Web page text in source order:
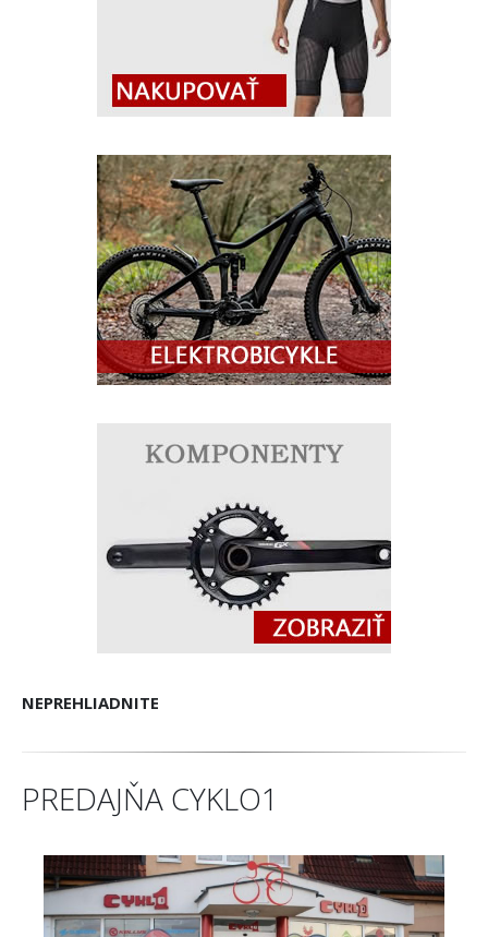
NEPREHLIADNITE
PREDAJŇA CYKLO1